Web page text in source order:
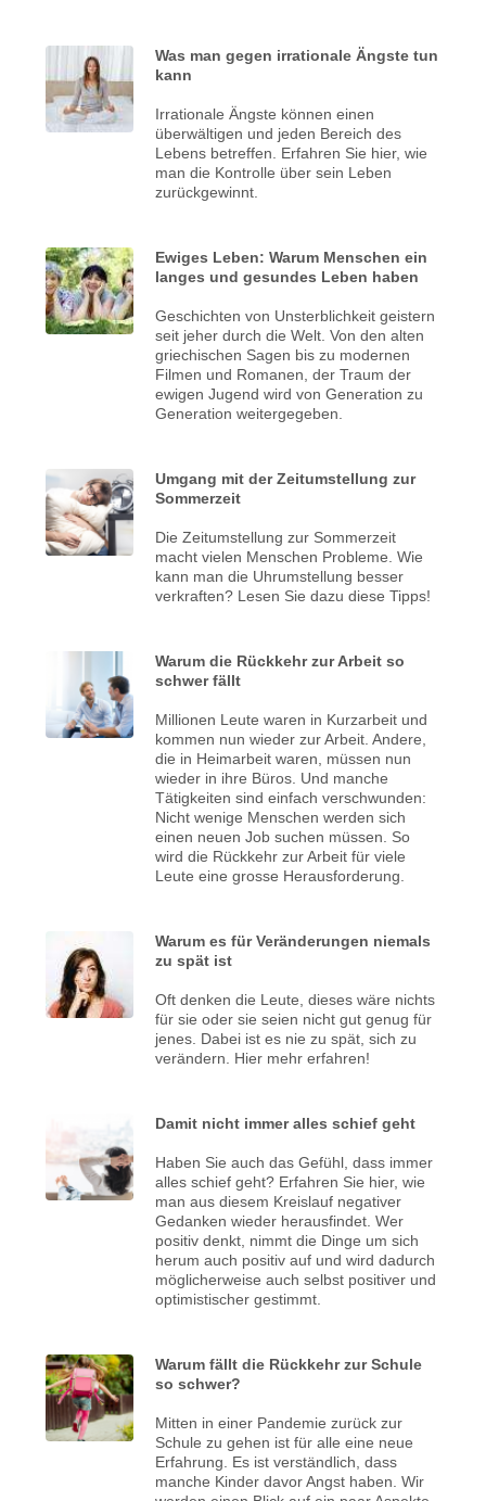
Was man gegen irrationale Ängste tun
kann
Irrationale Ängste können einen
überwältigen und jeden Bereich des
Lebens betreffen. Erfahren Sie hier, wie
man die Kontrolle über sein Leben
zurückgewinnt.
Ewiges Leben: Warum Menschen ein
langes und gesundes Leben haben
Geschichten von Unsterblichkeit geistern
seit jeher durch die Welt. Von den alten
griechischen Sagen bis zu modernen
Filmen und Romanen, der Traum der
ewigen Jugend wird von Generation zu
Generation weitergegeben.
Umgang mit der Zeitumstellung zur
Sommerzeit
Die Zeitumstellung zur Sommerzeit
macht vielen Menschen Probleme. Wie
kann man die Uhrumstellung besser
verkraften? Lesen Sie dazu diese Tipps!
Warum die Rückkehr zur Arbeit so
schwer fällt
Millionen Leute waren in Kurzarbeit und
kommen nun wieder zur Arbeit. Andere,
die in Heimarbeit waren, müssen nun
wieder in ihre Büros. Und manche
Tätigkeiten sind einfach verschwunden:
Nicht wenige Menschen werden sich
einen neuen Job suchen müssen. So
wird die Rückkehr zur Arbeit für viele
Leute eine grosse Herausforderung.
Warum es für Veränderungen niemals
zu spät ist
Oft denken die Leute, dieses wäre nichts
für sie oder sie seien nicht gut genug für
jenes. Dabei ist es nie zu spät, sich zu
verändern. Hier mehr erfahren!
Damit nicht immer alles schief geht
Haben Sie auch das Gefühl, dass immer
alles schief geht? Erfahren Sie hier, wie
man aus diesem Kreislauf negativer
Gedanken wieder herausfindet. Wer
positiv denkt, nimmt die Dinge um sich
herum auch positiv auf und wird dadurch
möglicherweise auch selbst positiver und
optimistischer gestimmt.
Warum fällt die Rückkehr zur Schule
so schwer?
Mitten in einer Pandemie zurück zur
Schule zu gehen ist für alle eine neue
Erfahrung. Es ist verständlich, dass
manche Kinder davor Angst haben. Wir